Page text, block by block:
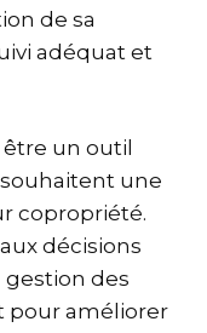
de sa
adéquat et
être un outil
une
copropriété.
décisions
gestion des
pour améliorer